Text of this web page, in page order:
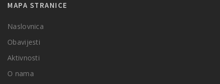
MAPA STRANICE
Naslovnica
Obavijesti
Aktivnosti
O nama